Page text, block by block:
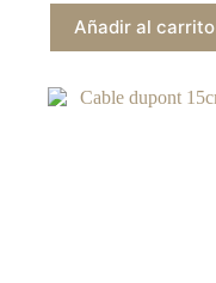
Añadir al carrito